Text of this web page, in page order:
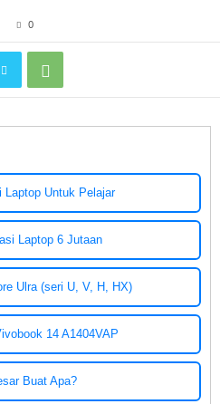
0
Laptop Untuk Pelajar
Laptop 6 Jutaan
Ulra (seri U, V, H, HX)
14 A1404VAP
Buat Apa?